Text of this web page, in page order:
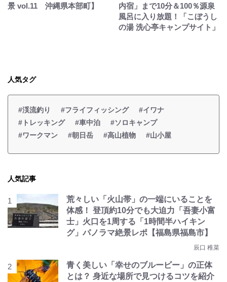
景 vol.11 沖縄県本部町】
内宿」まで10分＆100％源泉
風呂に入り放題！「こぼうし
の湯 洗心亭キャンプサイト」
人気タグ
#渓流釣り #フライフィッシング
#イワナ
#トレッキング
#車中泊
#ソロキャンプ
#ワークマン
#朝日岳 #高山植物 #山小屋
人気記事
荒々しい「火山帯」の一端にいることを
体感！ 登頂約10分でも大迫力「吾妻小富
士」火口を1周する「1時間半ハイキン
グ」パノラマ絶景レポ【福島県福島市】
辰口 稚菜
青く美しい「幸せのブルービー」の正体
とは？ 身近な場所で見つけるコツを紹介